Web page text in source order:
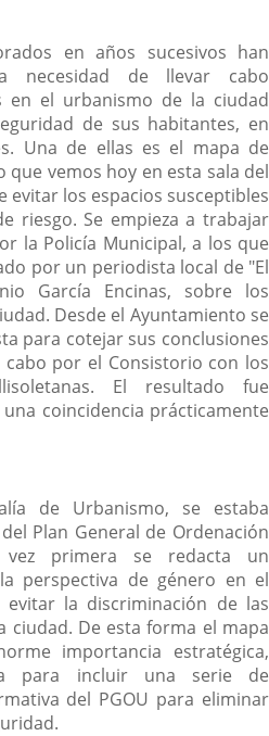
en años sucesivos han
necesidad de llevar cabo
en el urbanismo de la ciudad
de sus habitantes, en
Una de ellas es el mapa de
que vemos hoy en esta sala del
evitar los espacios susceptibles
riesgo. Se empieza a trabajar
la Policía Municipal, a los que
por un periodista local de "El
García Encinas, sobre los
Desde el Ayuntamiento se
para cotejar sus conclusiones
por el Consistorio con los
El resultado fue
coincidencia prácticamente
de Urbanismo, se estaba
Plan General de Ordenación
primera se redacta un
perspectiva de género en el
la discriminación de las
ciudad. De esta forma el mapa
importancia estratégica,
para incluir una serie de
del PGOU para eliminar